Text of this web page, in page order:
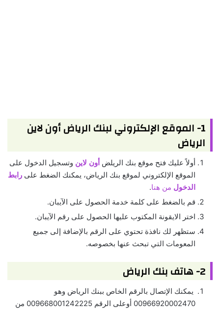
1- الموقع الإلكتروني لبنك الرياض أون لاين
الرياض
أولاً عليك فتح موقع بنك الريلض أون لاين وتسجيل الدخول على
الموقع الإلكتروني لموقع بنك الرياض، يمكنك الضغط على رابط
الدخول من هنا.
قم بالضغط على كلمة خدمة الحصول على الآيبان.
اختر الايقونة المكتوب عليها الحصول على رقم الآيبان.
ستظهر لك نافذة تحتوي على الرقم بالإضافة إلى جميع
المعومات التي تبحث عنها بخصوصه.
2- هاتف بنك الرياض
يمكنك الإتصال بالرقم الخاص ببنك الرياض وهو
00966920002470 أوعلى الرقم 009668001242225 من